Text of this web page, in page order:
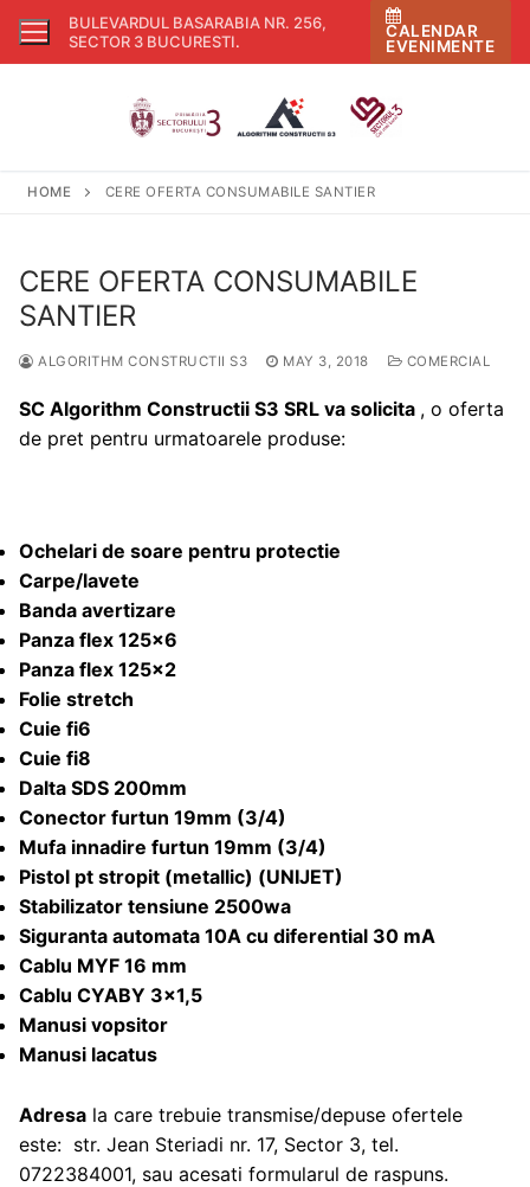
Skip
BULEVARDUL BASARABIA NR. 256,
SECTOR 3 BUCURESTI.
CALENDAR
EVENIMENTE
HOME CERE OFERTA CONSUMABILE SANTIER
CERE OFERTA CONSUMABILE
SANTIER
ALGORITHM CONSTRUCTII S3 MAY 3, 2018 COMERCIAL
SC Algorithm Constructii S3 SRL va solicita , o oferta
de pret pentru urmatoarele produse:
Ochelari de soare pentru protectie
Carpe/lavete
Banda avertizare
Panza flex 125×6
Panza flex 125×2
Folie stretch
Cuie fi6
Cuie fi8
Dalta SDS 200mm
Conector furtun 19mm (3/4)
Mufa innadire furtun 19mm (3/4)
Pistol pt stropit (metallic) (UNIJET)
Stabilizator tensiune 2500wa
Siguranta automata 10A cu diferential 30 mA
Cablu MYF 16 mm
Cablu CYABY 3×1,5
Manusi vopsitor
Manusi lacatus
Adresa la care trebuie transmise/depuse ofertele
este: str. Jean Steriadi nr. 17, Sector 3, tel.
0722384001, sau acesati formularul de raspuns.